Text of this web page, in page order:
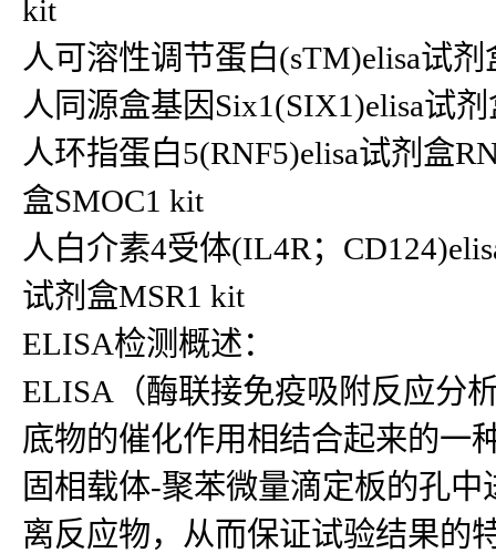
kit
人可溶性调节蛋白(sTM)elisa试
人同源盒基因Six1(SIX1)elisa试
人环指蛋白5(RNF5)elisa试剂盒
盒SMOC1 kit
人白介素4受体(IL4R；
试剂盒MSR1 kit
ELISA检测概述：
ELISA（酶联接免疫吸附反应分
底物的催化作用相结合起来的一
固相载体-聚苯微量滴定板的孔
离反应物，从而保证试验结果的